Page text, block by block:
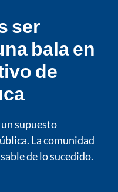
ser
bala en
de
supuesto
La comunidad
de lo sucedido.